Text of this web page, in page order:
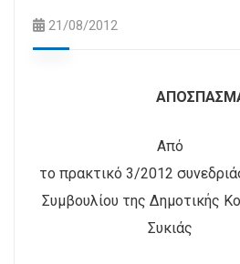
21/08/2012
Από
το πρακτικό 3/2012
Συμβουλίου της Δημοτικής
Συκιάς